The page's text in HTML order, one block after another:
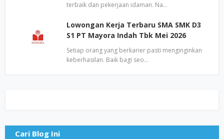
terbaik dan pekerjaan idaman. Na…
Lowongan Kerja Terbaru SMA SMK D3
S1 PT Mayora Indah Tbk Mei 2026
Setiap orang yang berkarier pasti menginginkan
keberhasilan. Baik bagi seo…
Cari Blog Ini